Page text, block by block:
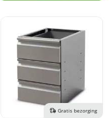
Gratis bezorging